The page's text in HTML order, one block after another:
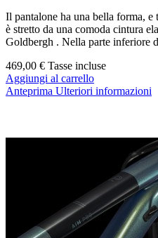
Il pantalone ha una bella forma,
è stretto da una comoda cintura
Goldbergh . Nella parte inferiore
469,00 € Tasse incluse
Aggiungi al carrello
Anteprima Ulteriori informazioni